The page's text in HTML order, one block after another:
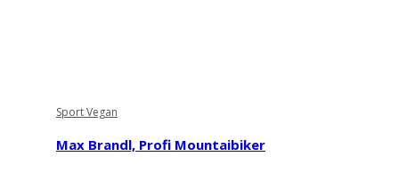
Sport Vegan
Max Brandl, Profi Mountaibiker